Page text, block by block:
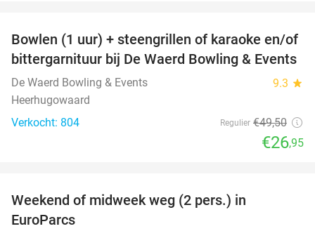
46%
Bowlen (1 uur) + steengrillen of karaoke en/of
bittergarnituur bij De Waerd Bowling & Events
De Waerd Bowling & Events 9.3 star
Heerhugowaard
Verkocht: 804
Regulier €49,50
€26,95
Weekend of midweek weg (2 pers.) in
EuroParcs